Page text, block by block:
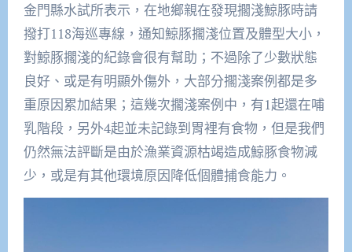
金門縣水試所表示，在地鄉親在發現擱淺鯨豚時請
撥打118海巡專線，通知鯨豚擱淺位置及體型大小，
對鯨豚擱淺的紀錄會很有幫助；不過除了少數狀態
良好、或是有明顯外傷外，大部分擱淺案例都是多
重原因累加結果；這幾次擱淺案例中，有1起還在哺
乳階段，另外4起並未記錄到胃裡有食物，但是我們
仍然無法評斷是由於漁業資源枯竭造成鯨豚食物減
少，或是有其他環境原因降低個體捕食能力。